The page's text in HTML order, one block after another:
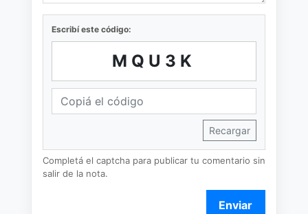
Escribí este código:
MQU3K
Recargar
Completá el captcha para publicar tu comentario sin
salir de la nota.
Enviar